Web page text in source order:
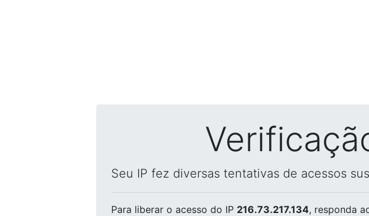
Seu IP fez diversas tentativas de acessos
Para liberar o acesso do IP 216.73.217.134, responda